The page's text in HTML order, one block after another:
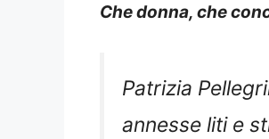
Che donna, che
Patrizia
annesse liti e